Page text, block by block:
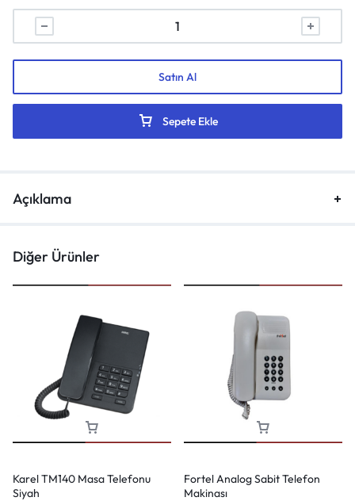
Sepete Ekle
Satın Al
Açıklama
Diğer Ürünler
Karel TM140 Masa Telefonu
Siyah
Fortel Analog Sabit Telefon
Makinası